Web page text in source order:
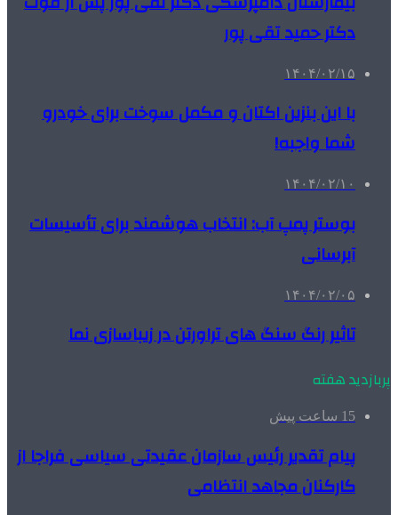
دکتر حمید تقی پور
۱۴۰۴/۰۲/۱۵
با این بنزین اکتان و مکمل سوخت برای خودرو
شما واجبه!
۱۴۰۴/۰۲/۱۰
بوستر پمپ آب: انتخاب هوشمند برای تأسیسات
آبرسانی
۱۴۰۴/۰۲/۰۵
تاثیر رنگ سنگ های تراورتن در زیباسازی نما
پربازدید هفته
15 ساعت پیش
پیام تقدیر رئیس سازمان عقیدتی سیاسی فراجا از
کارکنان مجاهد انتظامی